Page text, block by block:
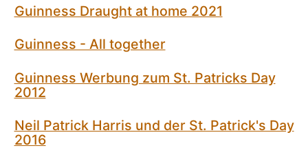
Guinness Draught at home 2021
Guinness - All together
Guinness Werbung zum St. Patricks Day
2012
Neil Patrick Harris und der St. Patrick's Day
2016